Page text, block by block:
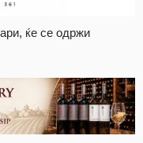
ќе се одржи